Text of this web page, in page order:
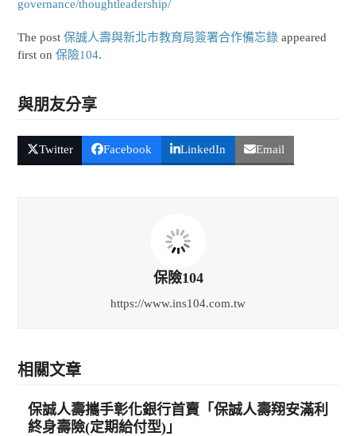
governance/thoughtleadership/
The post保誠人壽與新北市教育局簽署合作備忘錄 appeared
first on保險104.
與朋友分享
Twitter Facebook LinkedIn Email
保險104
https://www.ins104.com.tw
相關文章
保誠人壽攜手彰化銀行首賣「保誠人壽翔安滿利
終身壽險(定期給付型)」